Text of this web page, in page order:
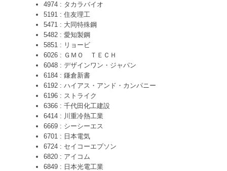
4974 : タカラバイオ
5191 : 住友理工
5471 : 大同特殊鋼
5482 : 愛知製鋼
5851 : リョービ
6026 : ＧＭＯ ＴＥＣＨ
6048 : デザインワン・ジャパン
6184 : 鎌倉新書
6192 : ハイアス・アンド・カンパニー
6196 : ストライク
6366 : 千代田化工建設
6414 : 川重冷熱工業
6669 : シーシーエス
6701 : 日本電気
6724 : セイコーエプソン
6820 : アイコム
6849 : 日本光電工業